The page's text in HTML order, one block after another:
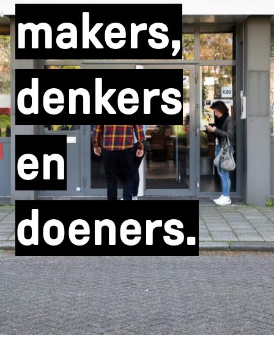
makers,
denkers
en
doeners.